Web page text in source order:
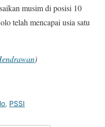
musim di posisi 10
telah mencapai usia satu
)
, PSSI